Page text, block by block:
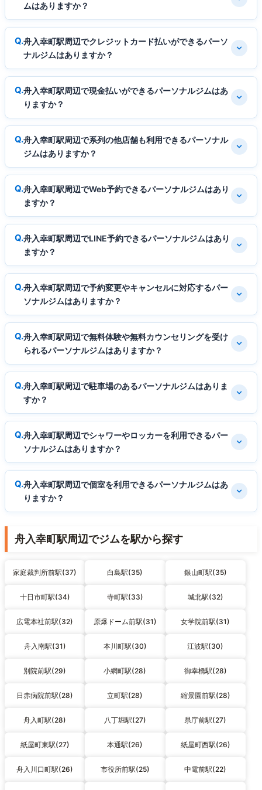
ムはありますか？
舟入幸町駅周辺でクレジットカード払いができるパーソ
ナルジムはありますか？
舟入幸町駅周辺で現金払いができるパーソナルジムはあ
りますか？
舟入幸町駅周辺で系列の他店舗も利用できるパーソナル
ジムはありますか？
舟入幸町駅周辺でWeb予約できるパーソナルジムはあり
ますか？
舟入幸町駅周辺でLINE予約できるパーソナルジムはあり
ますか？
舟入幸町駅周辺で予約変更やキャンセルに対応するパー
ソナルジムはありますか？
舟入幸町駅周辺で無料体験や無料カウンセリングを受け
られるパーソナルジムはありますか？
舟入幸町駅周辺で駐車場のあるパーソナルジムはありま
すか？
舟入幸町駅周辺でシャワーやロッカーを利用できるパー
ソナルジムはありますか？
舟入幸町駅周辺で個室を利用できるパーソナルジムはあ
りますか？
舟入幸町駅周辺でジムを駅から探す
家庭裁判所前駅(37) 白島駅(35) 銀山町駅(35)
十日市町駅(34) 寺町駅(33) 城北駅(32)
広電本社前駅(32) 原爆ドーム前駅(31) 女学院前駅(31)
舟入南駅(31) 本川町駅(30) 江波駅(30)
別院前駅(29) 小網町駅(28) 御幸橋駅(28)
日赤病院前駅(28) 立町駅(28) 縮景園前駅(28)
舟入町駅(28) 八丁堀駅(27) 県庁前駅(27)
紙屋町東駅(27) 本通駅(26) 紙屋町西駅(26)
舟入川口町駅(26) 市役所前駅(25) 中電前駅(22)